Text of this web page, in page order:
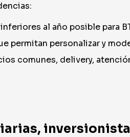
al año posible para
permitan personalizar y
comunes, delivery,